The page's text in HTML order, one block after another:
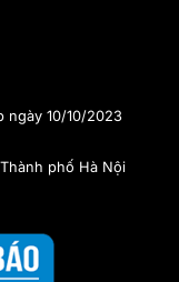
ngày 10/10/2023
phố Hà Nội